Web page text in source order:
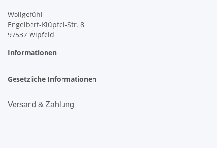
Wollgefühl
Engelbert-Klüpfel-Str. 8
97537 Wipfeld
Informationen
Gesetzliche Informationen
Versand & Zahlung